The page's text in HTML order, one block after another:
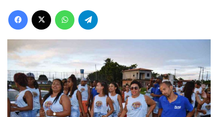
Facebook WhatsApp